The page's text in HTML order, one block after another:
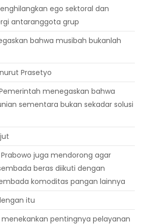
ego sektoral dan
antaranggota grup
bahwa musibah bukanlah
Prasetyo
Pemerintah menegaskan bahwa
sementara bukan sekadar solusi
Prabowo juga mendorong agar
beras diikuti dengan
komoditas pangan lainnya
itu
menekankan pentingnya pelayanan